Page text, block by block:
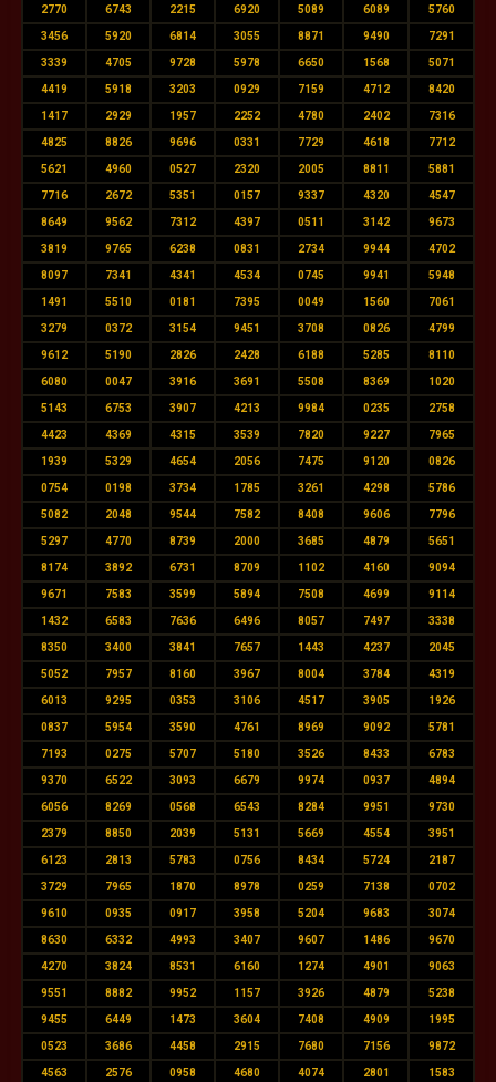
2770 6743 2215 6920 5089 6089 5760
3456 5920 6814 3055 8871 9490 7291
3339 4705 9728 5978 6650 1568 5071
4419 5918 3203 0929 7159 4712 8420
1417 2929 1957 2252 4780 2402 7316
4825 8826 9696 0331 7729 4618 7712
5621 4960 0527 2320 2005 8811 5881
7716 2672 5351 0157 9337 4320 4547
8649 9562 7312 4397 0511 3142 9673
3819 9765 6238 0831 2734 9944 4702
8097 7341 4341 4534 0745 9941 5948
1491 5510 0181 7395 0049 1560 7061
3279 0372 3154 9451 3708 0826 4799
9612 5190 2826 2428 6188 5285 8110
6080 0047 3916 3691 5508 8369 1020
5143 6753 3907 4213 9984 0235 2758
4423 4369 4315 3539 7820 9227 7965
1939 5329 4654 2056 7475 9120 0826
0754 0198 3734 1785 3261 4298 5786
5082 2048 9544 7582 8408 9606 7796
5297 4770 8739 2000 3685 4879 5651
8174 3892 6731 8709 1102 4160 9094
9671 7583 3599 5894 7508 4699 9114
1432 6583 7636 6496 8057 7497 3338
8350 3400 3841 7657 1443 4237 2045
5052 7957 8160 3967 8004 3784 4319
6013 9295 0353 3106 4517 3905 1926
0837 5954 3590 4761 8969 9092 5781
7193 0275 5707 5180 3526 8433 6783
9370 6522 3093 6679 9974 0937 4894
6056 8269 0568 6543 8284 9951 9730
2379 8850 2039 5131 5669 4554 3951
6123 2813 5783 0756 8434 5724 2187
3729 7965 1870 8978 0259 7138 0702
9610 0935 0917 3958 5204 9683 3074
8630 6332 4993 3407 9607 1486 9670
4270 3824 8531 6160 1274 4901 9063
9551 8882 9952 1157 3926 4879 5238
9455 6449 1473 3604 7408 4909 1995
0523 3686 4458 2915 7680 7156 9872
4563 2576 0958 4680 4074 2801 1583